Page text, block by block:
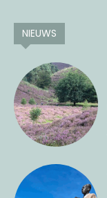
NIEUWS